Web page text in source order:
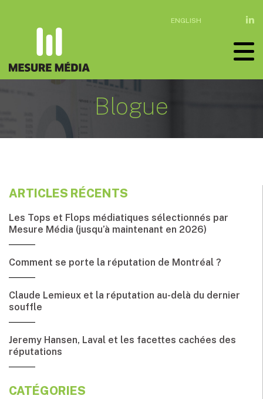
ENGLISH
Blogue
ARTICLES RÉCENTS
Les Tops et Flops médiatiques sélectionnés par
Mesure Média (jusqu’à maintenant en 2026)
Comment se porte la réputation de Montréal ?
Claude Lemieux et la réputation au-delà du dernier
souffle
Jeremy Hansen, Laval et les facettes cachées des
réputations
CATÉGORIES